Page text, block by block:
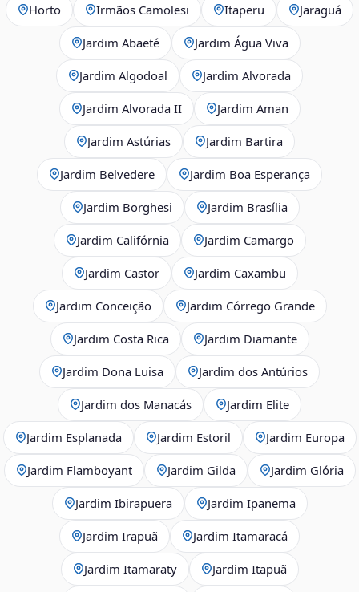
Horto Irmãos Camolesi Itaperu Jaraguá
Jardim Abaeté Jardim Água Viva
Jardim Algodoal Jardim Alvorada
Jardim Alvorada II Jardim Aman
Jardim Astúrias Jardim Bartira
Jardim Belvedere Jardim Boa Esperança
Jardim Borghesi Jardim Brasília
Jardim Califórnia Jardim Camargo
Jardim Castor Jardim Caxambu
Jardim Conceição Jardim Córrego Grande
Jardim Costa Rica Jardim Diamante
Jardim Dona Luisa Jardim dos Antúrios
Jardim dos Manacás Jardim Elite
Jardim Esplanada Jardim Estoril Jardim Europa
Jardim Flamboyant Jardim Gilda Jardim Glória
Jardim Ibirapuera Jardim Ipanema
Jardim Irapuã Jardim Itamaracá
Jardim Itamaraty Jardim Itapuã